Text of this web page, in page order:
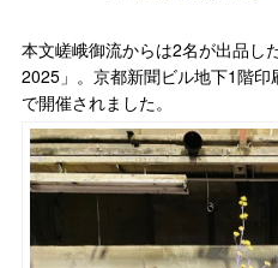
本文嵯峨御流からは2名が出品し
2025」。京都新聞ビル地下1階
で開催されました。